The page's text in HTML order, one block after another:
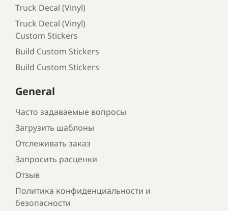
General
Часто задаваемые вопросы
Загрузить шаблоны
Отслеживать заказ
Запросить расценки
Отзыв
Политика конфиденциальности и
безопасности
Truck Decal (Vinyl)
Truck Decal (Vinyl)
Custom Stickers
Build Custom Stickers
Build Custom Stickers